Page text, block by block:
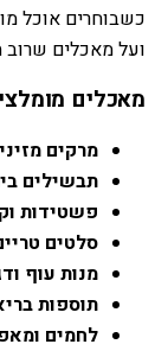
כשבוחרים אוכל
ועל מאכלים
מאכלים
מרקים
תבשילים
פשטידות
סלטים
מנות עוף
תוספות
לחמים